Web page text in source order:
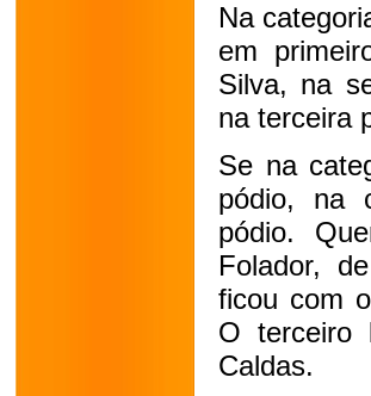
Na
em
Silva, na
na terceira
Se na
pódio, na
pódio.
Folador,
ficou com
O terceiro
Caldas.